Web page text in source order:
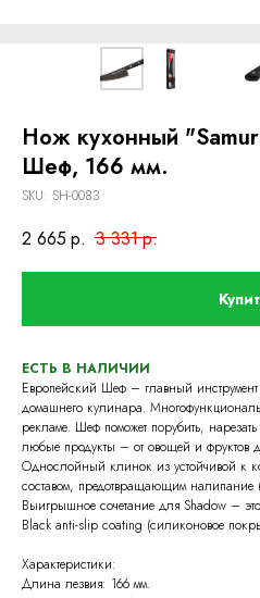
Нож кухонный
Шеф, 166 мм.
SKU: SH-0083
2 665 р. 3 331р.
ЕСТЬ В НАЛИЧИИ
Европейский Шеф – главный
домашнего кулинара.
рекламе. Шеф поможет порубить,
любые продукты – от овощей и фруктов
Однослойный клинок из устойчивой к
составом, предотвращающим налипание
Выигрышное сочетание для Shadow –
Black anti-slip coating (силиконовое
Характеристики:
Длина лезвия: 166 мм.